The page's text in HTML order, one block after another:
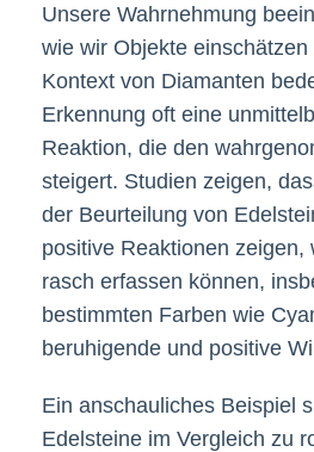
Unsere Wahrnehmung
wie wir Objekte
Kontext von Diamanten
Erkennung oft eine
Reaktion, die den
steigert. Studien zeigen,
der Beurteilung von
positive Reaktionen zeigen,
rasch erfassen können,
bestimmten Farben wie
beruhigende und positive
Ein anschauliches Beispiel
Edelsteine im Vergleich zu